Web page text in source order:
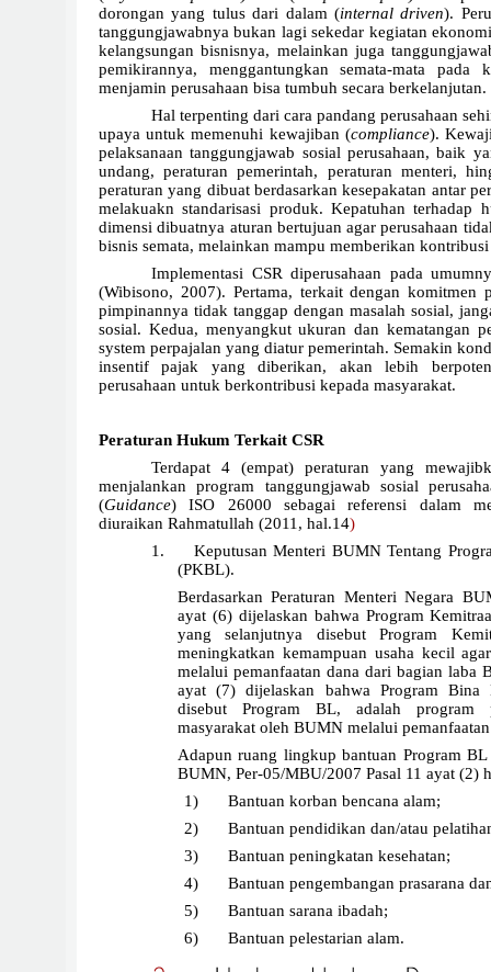
dorongan yang tulus dari dalam (internal driven).
tanggungjawabnya bukan lagi sekedar kegiatan
kelangsungan bisnisnya, melainkan juga
pemikirannya, menggantungkan semata-mata pada
menjamin perusahaan bisa tumbuh secara berkelanjutan.
Hal terpenting dari cara pandang perusahaan
upaya untuk memenuhi kewajiban (compliance).
pelaksanaan tanggungjawab sosial perusahaan, baik
undang, peraturan pemerintah, peraturan menteri,
peraturan yang dibuat berdasarkan kesepakatan antar
melakuakn standarisasi produk. Kepatuhan terhadap
dimensi dibuatnya aturan bertujuan agar perusahaan
bisnis semata, melainkan mampu memberikan
Implementasi CSR diperusahaan pada
(Wibisono, 2007). Pertama, terkait dengan komitmen
pimpinannya tidak tanggap dengan masalah sosial,
sosial. Kedua, menyangkut ukuran dan kematangan
system perpajalan yang diatur pemerintah. Semakin
insentif pajak yang diberikan, akan lebih
perusahaan untuk berkontribusi kepada masyarakat.
Peraturan Hukum Terkait CSR
Terdapat 4 (empat) peraturan yang
menjalankan program tanggungjawab sosial
(Guidance) ISO 26000 sebagai referensi dalam
diuraikan Rahmatullah (2011, hal.14)
1.
Keputusan Menteri BUMNTentang
(PKBL).
Berdasarkan Peraturan Menteri Negara
ayat (6) dijelaskan bahwa Program
yang selanjutnya disebut Program
meningkatkan kemampuan usaha kecil
melalui pemanfaatan dana dari bagian laba
ayat (7) dijelaskan bahwa Program Bina
disebut Program BL, adalah program
masyarakat oleh BUMN melalui
Adapun ruang lingkup bantuan Program
BUMN, Per-05/MBU/2007 Pasal 11 ayat (2)
1)
Bantuan korban bencana alam;
2)
Bantuan pendidikan dan/atau
3)
Bantuan peningkatan kesehatan;
4)
Bantuan pengembangan prasarana
5)
Bantuan sarana ibadah;
6)
Bantuan pelestarian alam.